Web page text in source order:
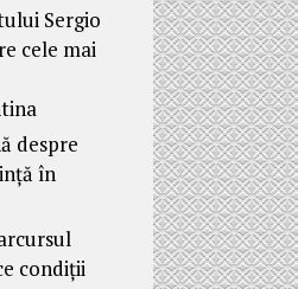
Sergio
cele mai
despre
în
condiții